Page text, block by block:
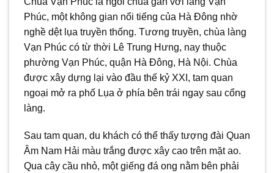
Phúc, một không gian nổi tiếng của Hà Đông nhờ
nghề dệt lụa truyền thống. Tương truyền, chùa làng
Vạn Phúc có từ thời Lê Trung Hưng, nay thuộc
phường Vạn Phúc, quận Hà Đông, Hà Nội. Chùa
được xây dựng lại vào đầu thế kỷ XXI, tam quan
ngoại mở ra phố Lụa ở phía bên trái ngay sau cổng
làng.
Sau tam quan, du khách có thể thấy tượng đài Quan
Âm Nam Hải màu trắng được xây cao trên mặt ao.
Qua cây cầu nhỏ, một giếng đá ong nằm bên phải